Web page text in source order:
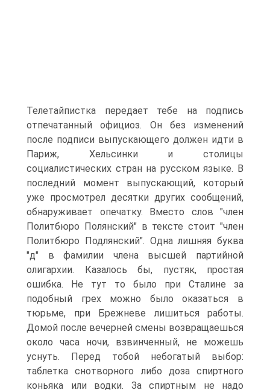
Телетайпистка передает тебе на подпись
отпечатанный официоз. Он без изменений
после подписи выпускающего должен идти в
Париж, Хельсинки и столицы
социалистических стран на русском языке. В
последний момент выпускающий, который
уже просмотрел десятки других сообщений,
обнаруживает опечатку. Вместо слов "член
Политбюро Полянский" в тексте стоит "член
Политбюро Подлянский". Одна лишняя буква
"д" в фамилии члена высшей партийной
олигархии. Казалось бы, пустяк, простая
ошибка. Не тут то было при Сталине за
подобный грех можно было оказаться в
тюрьме, при Брежневе лишиться работы.
Домой после вечерней смены возвращаешься
около часа ночи, взвинченный, не можешь
уснуть. Перед тобой небогатый выбор:
таблетка снотворного либо доза спиртного
коньяка или водки. За спиртным не надо